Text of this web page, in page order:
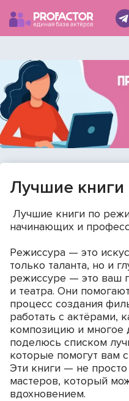
Лучшие книги
Лучшие книги по
начинающих и
Режиссура — это
только таланта, но и
режиссуре — это ваш
и театра. Они
процесс создания
работать с актёрами,
композицию и многое
поделюсь списком
которые помогут вам
Эти книги — не
мастеров, который
вдохновением.